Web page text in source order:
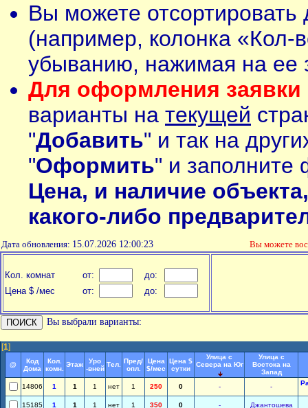
Вы можете
(например, колонка «Кол-
убыванию, нажимая на ее
Для оформления заявки
варианты на текущей
"Добавить" и так на
"Оформить" и заполните
Цена, и наличие
какого-либо
Дата обновления: 15.07.2026 12:00:23 Вы можете
Кол. комнат от:
до:
Цена $ /мес
от: до:
Вы выбрали варианты:
[1]
@
Код
Дома
Кол.
комн.
Этаж
Уро
-вней
Тел.
Пред/
опл.
Цена
$/мес
Цена $
сутки
Улица с
Севера на Юг
Улица с
Востока на
Запад
14806
1 1 1 нет 1 250 0 - -
15185 1 1 1 нет 1 350 0 - Джантошева